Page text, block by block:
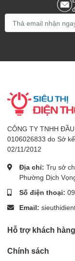
CÔNG TY TNHH
0106026833 do Sở
02/11/2012
Địa chỉ: Trụ sở
Phường Dịch
Số điện thoại:
Email:
Hỗ trợ khách hàng
Chính sách